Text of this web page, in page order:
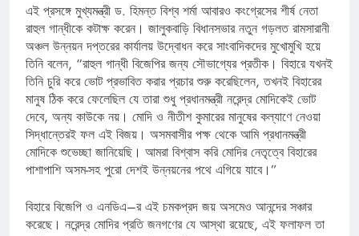
এই প্রসঙ্গে মুখ্যমন্ত্রী ড. হিমন্ত বিশ্ব শর্মা আবারও কংগ্রেসের শীর্ষ নেতা
রাহুল গান্ধীকে কটাক্ষ করেন। জালুকবাড়ি বিধানসভার নতুন গড়লত রামসারানী
অঞ্চল উন্নয়ন দপ্তরের কার্যালয় উদ্বোধন করে সাংবাদিকদের মুখোমুখি হয়ে
তিনি বলেন, “রাহুল গান্ধী বিজেপির জন্য সৌভাগ্যের প্রতীক। বিহারে যখনই
তিনি চুরি করে ভোট প্রভাবিত করার প্রচার শুরু করেছিলেন, তখনই বিহারের
মানুষ ঠিক করে ফেলেছিল যে তারা শুধু প্রধানমন্ত্রী নরেন্দ্র মোদিকেই ভোট
দেবে, অন্য কাউকে নয়। মোদি ও নীতীশ কুমারের মানুষের কল্যাণে নেওয়া
সিদ্ধান্তেরই ফল এই বিজয়। অসমবাসীর পক্ষ থেকে আমি প্রধানমন্ত্রী
মোদিকে শুভেচ্ছা জানিয়েছি। আমরা বিশ্বাস করি মোদির নেতৃত্বে বিহারের
পাশাপাশি অসম-সহ পুরো দেশই উন্নয়নের পথে এগিয়ে যাবে।”
বিহারে বিজেপি ও এনডিএ–র এই চমকপ্রদ জয় অসমেও আনন্দের সঞ্চার
করেছে। নরেন্দ্র মোদির প্রতি জনগণের যে আস্থা রয়েছে, এই ফলাফল তা